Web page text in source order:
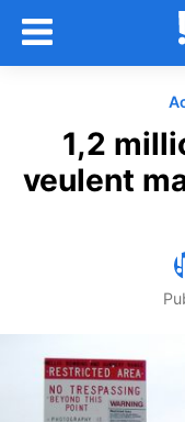
1,2
veulent